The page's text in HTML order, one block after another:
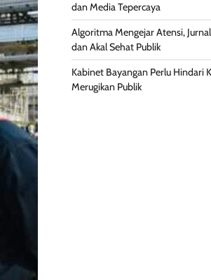
dan Media Tepercaya
Algoritma Mengejar Atensi,
dan Akal Sehat Publik
Kabinet Bayangan Perlu Hindari
Merugikan Publik